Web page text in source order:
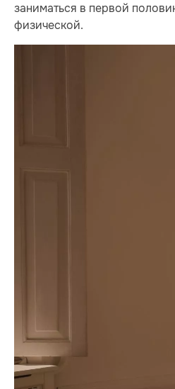
заниматься в первой
физической.